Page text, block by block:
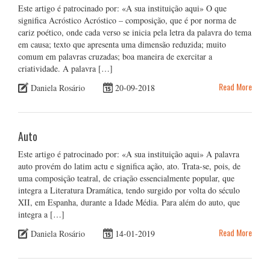
Este artigo é patrocinado por: «A sua instituição aqui» O que
significa Acróstico Acróstico – composição, que é por norma de
cariz poético, onde cada verso se inicia pela letra da palavra do tema
em causa; texto que apresenta uma dimensão reduzida; muito
comum em palavras cruzadas; boa maneira de exercitar a
criatividade. A palavra […]
Daniela Rosário
20-09-2018 Read More
Auto
Este artigo é patrocinado por: «A sua instituição aqui» A palavra
auto provém do latim actu e significa ação, ato. Trata-se, pois, de
uma composição teatral, de criação essencialmente popular, que
integra a Literatura Dramática, tendo surgido por volta do século
XII, em Espanha, durante a Idade Média. Para além do auto, que
integra a […]
Daniela Rosário
14-01-2019 Read More